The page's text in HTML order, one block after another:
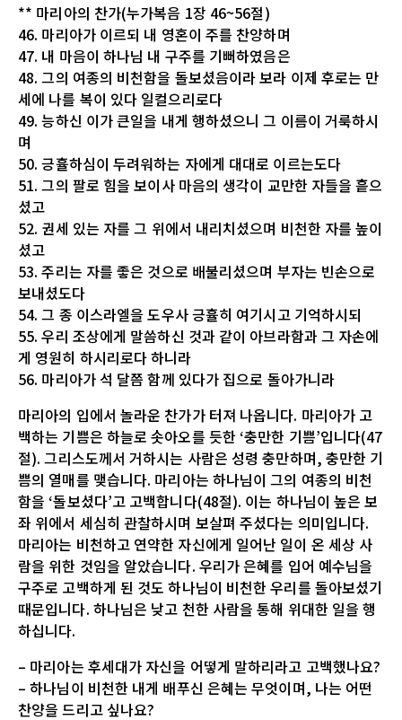
** 마리아의 찬가(누가복음 1장 46~56절)
46. 마리아가 이르되 내 영혼이 주를 찬양하며
47. 내 마음이 하나님 내 구주를 기뻐하였음은
48. 그의 여종의 비천함을 돌보셨음이라 보라 이제 후로는 만
세에 나를 복이 있다 일컬으리로다
49. 능하신 이가 큰일을 내게 행하셨으니 그 이름이 거룩하시
며
50. 긍휼하심이 두려워하는 자에게 대대로 이르는도다
51. 그의 팔로 힘을 보이사 마음의 생각이 교만한 자들을 흩으
셨고
52. 권세 있는 자를 그 위에서 내리치셨으며 비천한 자를 높이
셨고
53. 주리는 자를 좋은 것으로 배불리셨으며 부자는 빈손으로
보내셨도다
54. 그 종 이스라엘을 도우사 긍휼히 여기시고 기억하시되
55. 우리 조상에게 말씀하신 것과 같이 아브라함과 그 자손에
게 영원히 하시리로다 하니라
56. 마리아가 석 달쯤 함께 있다가 집으로 돌아가니라
마리아의 입에서 놀라운 찬가가 터져 나옵니다. 마리아가 고
백하는 기쁨은 하늘로 솟아오를 듯한 ‘충만한 기쁨’입니다(47
절). 그리스도께서 거하시는 사람은 성령 충만하며, 충만한 기
쁨의 열매를 맺습니다. 마리아는 하나님이 그의 여종의 비천
함을 ‘돌보셨다’고 고백합니다(48절). 이는 하나님이 높은 보
좌 위에서 세심히 관찰하시며 보살펴 주셨다는 의미입니다.
마리아는 비천하고 연약한 자신에게 일어난 일이 온 세상 사
람을 위한 것임을 알았습니다. 우리가 은혜를 입어 예수님을
구주로 고백하게 된 것도 하나님이 비천한 우리를 돌아보셨기
때문입니다. 하나님은 낮고 천한 사람을 통해 위대한 일을 행
하십니다.
– 마리아는 후세대가 자신을 어떻게 말하리라고 고백했나요?
– 하나님이 비천한 내게 배푸신 은혜는 무엇이며, 나는 어떤
찬양을 드리고 싶나요?